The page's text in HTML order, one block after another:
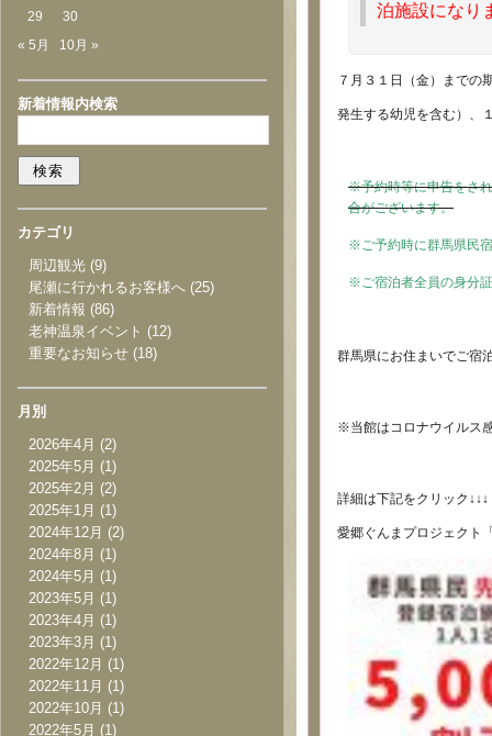
泊施設になり
７月３１日（金）までの
発生する幼児を含む）、
※予約時等に申告をさ
合がございます。
※ご予約時に群馬県民
※ご宿泊者全員の身分
群馬県にお住まいでご宿
※当館はコロナウイルス
詳細は下記をクリック↓↓↓
愛郷ぐんまプロジェクト
29
30
« 5月
10月 »
新着情報内検索
カテゴリ
周辺観光 (9)
尾瀬に行かれるお客様へ (25)
新着情報 (86)
老神温泉イベント (12)
重要なお知らせ (18)
月別
2026年4月 (2)
2025年5月 (1)
2025年2月 (2)
2025年1月 (1)
2024年12月 (2)
2024年8月 (1)
2024年5月 (1)
2023年5月 (1)
2023年4月 (1)
2023年3月 (1)
2022年12月 (1)
2022年11月 (1)
2022年10月 (1)
2022年5月 (1)